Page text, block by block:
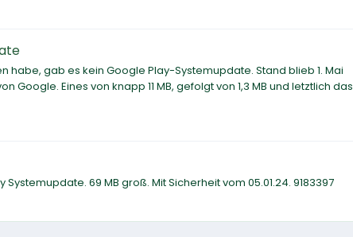
habe, gab es kein Google Play-Systemupdate. Stand blieb 1. Mai
Eines von knapp 11 MB, gefolgt von 1,3 MB und letztlich das
69 MB groß. Mit Sicherheit vom 05.01.24. 9183397